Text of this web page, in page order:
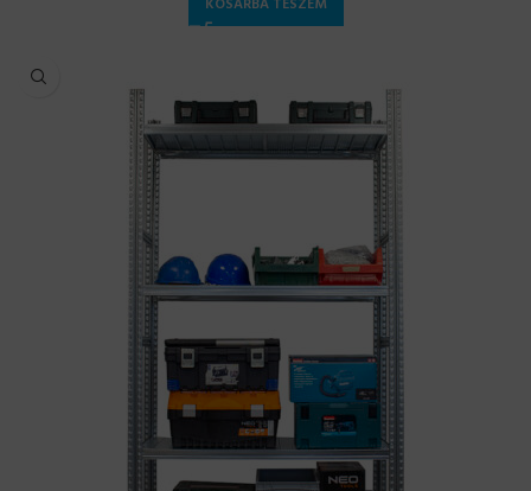
KOSÁRBA TESZEM